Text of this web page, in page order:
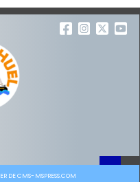
DE CMS-MSPRESS.COM